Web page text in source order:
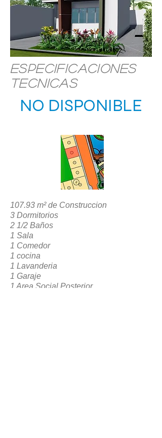
Especificaciones
Tecnicas
NO DISPONIBLE
107.93 m² de Construccion
3 Dormitorios
2 1/2 Baños
1 Sala
1 Comedor
1 cocina
1 Lavanderia
1 Garaje
1 Area Social Posterior